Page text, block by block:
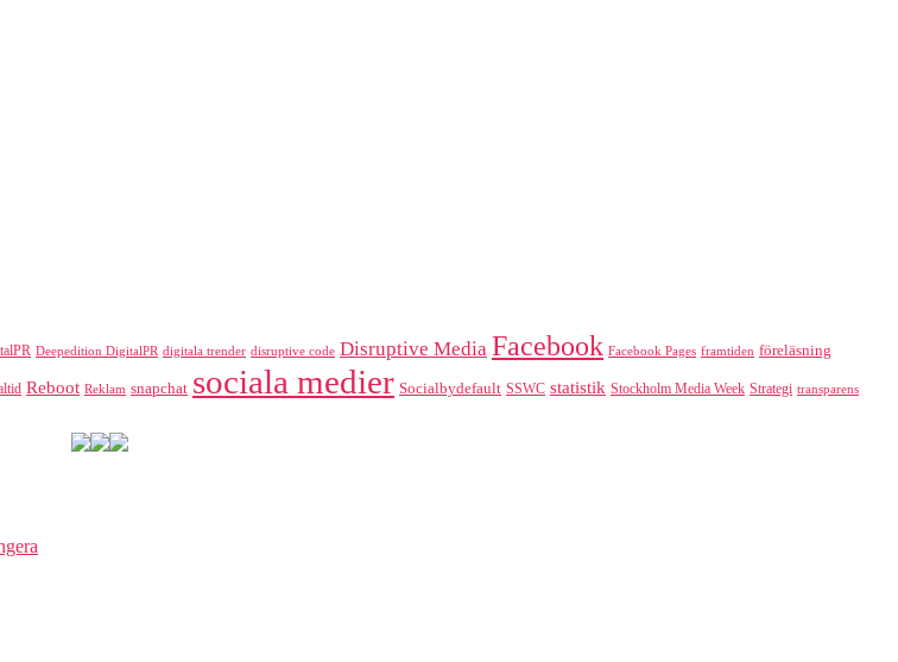
Deepedition DigitalPR digitala trender disruptive code Disruptive Media Facebook Facebook Pages framtiden föreläsning
Reboot Reklam snapchat sociala medier Socialbydefault SSWC statistik Stockholm Media Week Strategi transparens